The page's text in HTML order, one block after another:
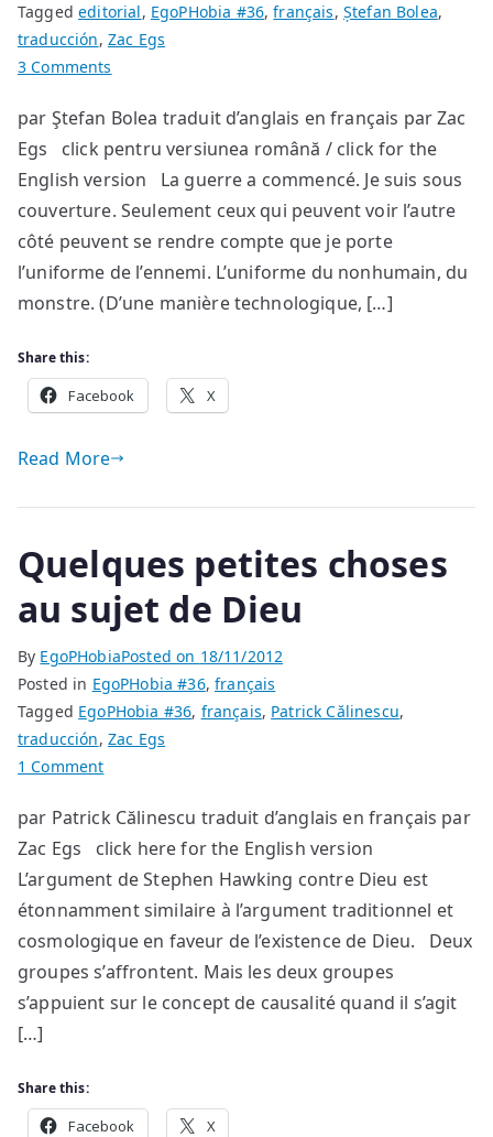
Taggededitorial, EgoPHobia #36,français, Ștefan Bolea,
traducción, Zac Egs
3 Comments
par Ştefan Bolea traduit d’anglais en français par Zac
Egs click pentru versiunea română / click for the
English version La guerre a commencé. Je suis sous
couverture. Seulement ceux qui peuvent voir l’autre
côté peuvent se rendre compte que je porte
l’uniforme de l’ennemi. L’uniforme du nonhumain, du
monstre. (D’une manière technologique, […]
Share this:
Facebook X
Read More
Quelques petites choses
au sujet de Dieu
By EgoPHobiaPosted on 18/11/2012
Posted in EgoPHobia #36,français
Tagged EgoPHobia #36, français, Patrick Călinescu,
traducción, Zac Egs
1 Commenton
petites
choses
au
sujet
de
Dieu
par Patrick Călinescu traduit d’anglais en français par
Zac Egs click here for the English version
L’argument de Stephen Hawking contre Dieu est
étonnamment similaire à l’argument traditionnel et
cosmologique en faveur de l’existence de Dieu. Deux
groupes s’affrontent. Mais les deux groupes
s’appuient sur le concept de causalité quand il s’agit
[…]
Share this:
Facebook X